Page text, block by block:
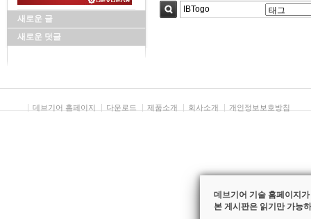
새로운 글
새로운 덧글
데브기어 홈페이지 다운로드 제품소개 회사소개 개인정보보호방침
데브기어 기술 홈페이지
본 게시판은 읽기만 가능